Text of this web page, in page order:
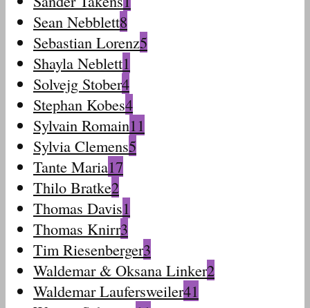
Sean Nebblett8
Sebastian Lorenz5
Shayla Neblett1
Solvejg Stober4
Stephan Kobes4
Sylvain Romain11
Sylvia Clemens5
Tante Maria17
Thilo Bratke2
Thomas Davis1
Thomas Knirr3
Tim Riesenberger3
Waldemar & Oksana Linker2
Waldemar Laufersweiler41